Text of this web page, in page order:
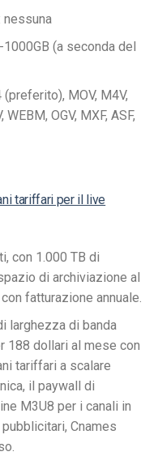
nessuna
(a seconda del
MOV, M4V,
OGV, MXF, ASF,
tariffari per il live
con 1.000 TB di
di archiviazione al
fatturazione annuale.
larghezza di banda
188 dollari al mese con
tariffari a scalare
il paywall di
M3U8 per i canali in
Cnames